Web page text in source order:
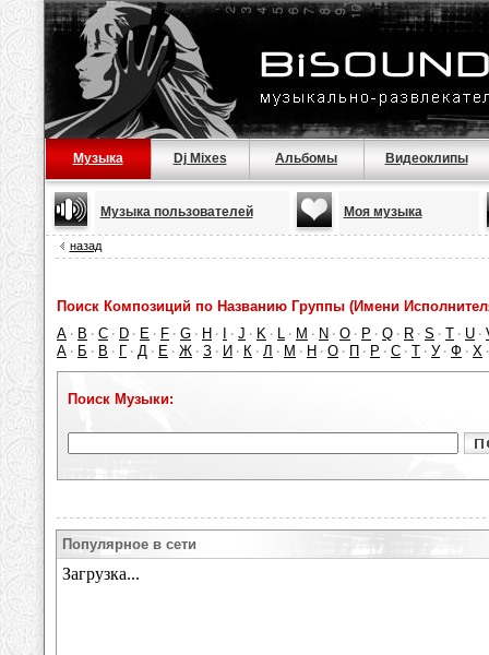
Музыка Dj Mixes Альбомы Видеоклипы
Музыка пользователей Моя музыка
назад
Поиск Композиций по Названию Группы (Имени
A · B · C · D · E · F · G · H · · J · K · L · M · N · O · P · Q · R · S · T · U ·
А · Б · В · Г · Д · Е · Ж · З · И · К · Л · М · Н · О · П · Р · С · Т · У · Ф · Х
Поиск Музыки:
Популярное в сети